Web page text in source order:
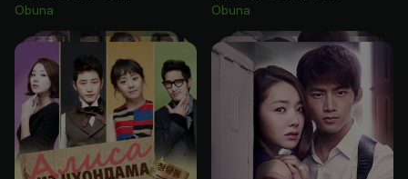
Obuna Obuna